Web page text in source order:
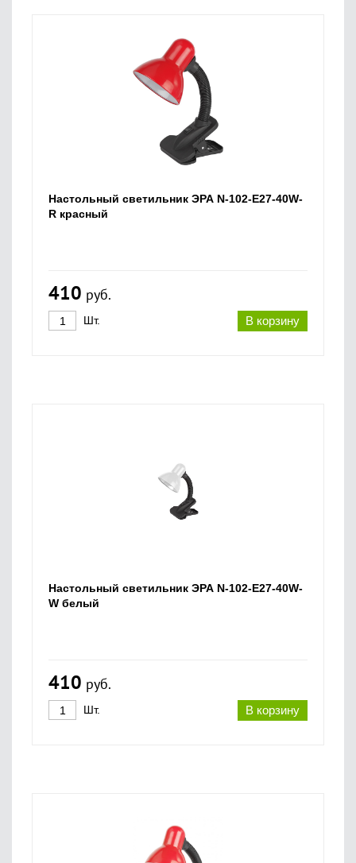
Настольный светильник ЭРА N-102-E27-40W-
R красный
410 руб.
В корзину
Шт.
Настольный светильник ЭРА N-102-E27-40W-
W белый
410 руб.
В корзину
Шт.